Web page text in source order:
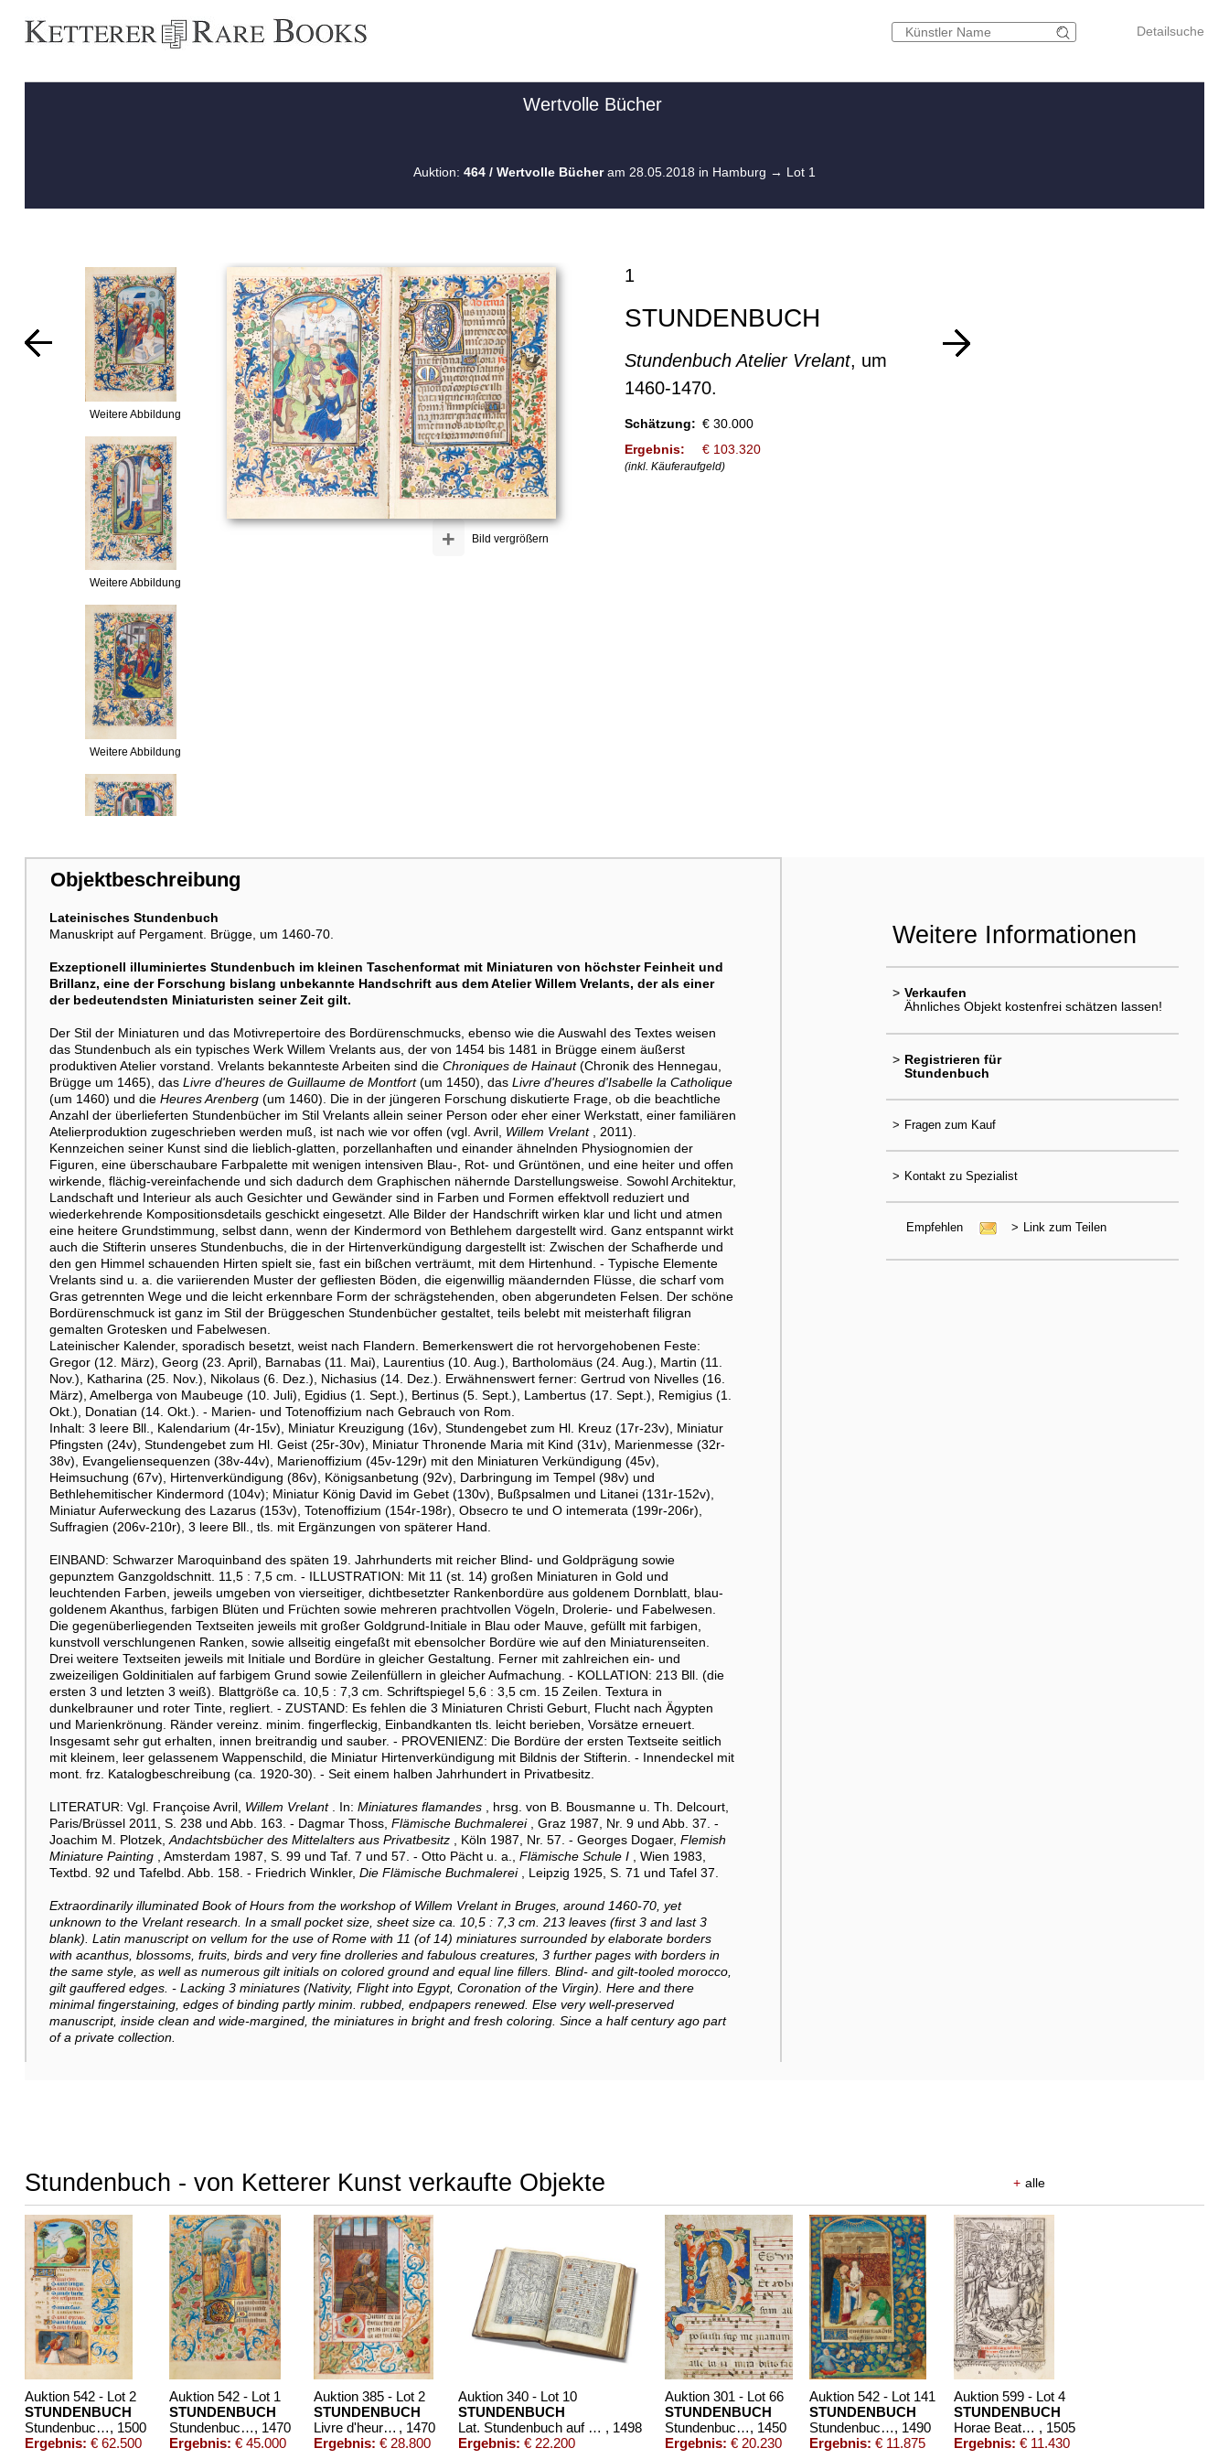
Detailsuche
Wertvolle Bücher
Auktion: 464 / Wertvolle Bücheram 28.05.2018 in Hamburg → Lot 1
Weitere Abbildung
Weitere Abbildung
Weitere Abbildung
Weitere Abbildung
Weitere Abbildung
Weitere Abbildung
Weitere Abbildung
Weitere Abbildung
Weitere Abbildung
Weitere Abbildung
Weitere Abbildung
Weitere Abbildung
Bild vergrößern
+
1
STUNDENBUCH
Stundenbuch Atelier Vrelant, um
1460-1470.
Schätzung: € 30.000
Ergebnis:
€ 103.320
(inkl. Käuferaufgeld)
Objektbeschreibung
Lateinisches Stundenbuch
Manuskript auf Pergament. Brügge, um 1460-70.
Exzeptionell illuminiertes Stundenbuch im kleinen Taschenformat mit Miniaturen von höchster Feinheit und
Brillanz, eine der Forschung bislang unbekannte Handschrift aus dem Atelier Willem Vrelants, der als einer
der bedeutendsten Miniaturisten seiner Zeit gilt.
Der Stil der Miniaturen und das Motivrepertoire des Bordürenschmucks, ebenso wie die Auswahl des Textes weisen
das Stundenbuch als ein typisches Werk Willem Vrelants aus, der von 1454 bis 1481 in Brügge einem äußerst
produktiven Atelier vorstand. Vrelants bekannteste Arbeiten sind die Chroniques de Hainaut(Chronik des Hennegau,
Brügge um 1465), das Livre d'heures de Guillaume de Montfort(um 1450), das Livre d'heures d'Isabelle la Catholique
(um 1460) und die Heures Arenberg(um 1460). Die in der jüngeren Forschung diskutierte Frage, ob die beachtliche
Anzahl der überlieferten Stundenbücher im Stil Vrelants allein seiner Person oder eher einer Werkstatt, einer familiären
Atelierproduktion zugeschrieben werden muß, ist nach wie vor offen (vgl. Avril, Willem Vrelant, 2011).
Kennzeichen seiner Kunst sind die lieblich-glatten, porzellanhaften und einander ähnelnden Physiognomien der
Figuren, eine überschaubare Farbpalette mit wenigen intensiven Blau-, Rot- und Grüntönen, und eine heiter und offen
wirkende, flächig-vereinfachende und sich dadurch dem Graphischen nähernde Darstellungsweise. Sowohl Architektur,
Landschaft und Interieur als auch Gesichter und Gewänder sind in Farben und Formen effektvoll reduziert und
wiederkehrende Kompositionsdetails geschickt eingesetzt. Alle Bilder der Handschrift wirken klar und licht und atmen
eine heitere Grundstimmung, selbst dann, wenn der Kindermord von Bethlehem dargestellt wird. Ganz entspannt wirkt
auch die Stifterin unseres Stundenbuchs, die in der Hirtenverkündigung dargestellt ist: Zwischen der Schafherde und
den gen Himmel schauenden Hirten spielt sie, fast ein bißchen verträumt, mit dem Hirtenhund. - Typische Elemente
Vrelants sind u. a. die variierenden Muster der gefliesten Böden, die eigenwillig mäandernden Flüsse, die scharf vom
Gras getrennten Wege und die leicht erkennbare Form der schrägstehenden, oben abgerundeten Felsen. Der schöne
Bordürenschmuck ist ganz im Stil der Brüggeschen Stundenbücher gestaltet, teils belebt mit meisterhaft filigran
gemalten Grotesken und Fabelwesen.
Lateinischer Kalender, sporadisch besetzt, weist nach Flandern. Bemerkenswert die rot hervorgehobenen Feste:
Gregor (12. März), Georg (23. April), Barnabas (11. Mai), Laurentius (10. Aug.), Bartholomäus (24. Aug.), Martin (11.
Nov.), Katharina (25. Nov.), Nikolaus (6. Dez.), Nichasius (14. Dez.). Erwähnenswert ferner: Gertrud von Nivelles (16.
März), Amelberga von Maubeuge (10. Juli), Egidius (1. Sept.), Bertinus (5. Sept.), Lambertus (17. Sept.), Remigius (1.
Okt.), Donatian (14. Okt.). - Marien- und Totenoffizium nach Gebrauch von Rom.
Inhalt: 3 leere Bll., Kalendarium (4r-15v), Miniatur Kreuzigung (16v), Stundengebet zum Hl. Kreuz (17r-23v), Miniatur
Pfingsten (24v), Stundengebet zum Hl. Geist (25r-30v), Miniatur Thronende Maria mit Kind (31v), Marienmesse (32r-
38v), Evangeliensequenzen (38v-44v), Marienoffizium (45v-129r) mit den Miniaturen Verkündigung (45v),
Heimsuchung (67v), Hirtenverkündigung (86v), Königsanbetung (92v), Darbringung im Tempel (98v) und
Bethlehemitischer Kindermord (104v); Miniatur König David im Gebet (130v), Bußpsalmen und Litanei (131r-152v),
Miniatur Auferweckung des Lazarus (153v), Totenoffizium (154r-198r), Obsecro te und O intemerata (199r-206r),
Suffragien (206v-210r), 3 leere Bll., tls. mit Ergänzungen von späterer Hand.
EINBAND: Schwarzer Maroquinband des späten 19. Jahrhunderts mit reicher Blind- und Goldprägung sowie
gepunztem Ganzgoldschnitt. 11,5 : 7,5 cm. - ILLUSTRATION: Mit 11 (st. 14) großen Miniaturen in Gold und
leuchtenden Farben, jeweils umgeben von vierseitiger, dichtbesetzter Rankenbordüre aus goldenem Dornblatt, blau-
goldenem Akanthus, farbigen Blüten und Früchten sowie mehreren prachtvollen Vögeln, Drolerie- und Fabelwesen.
Die gegenüberliegenden Textseiten jeweils mit großer Goldgrund-Initiale in Blau oder Mauve, gefüllt mit farbigen,
kunstvoll verschlungenen Ranken, sowie allseitig eingefaßt mit ebensolcher Bordüre wie auf den Miniaturenseiten.
Drei weitere Textseiten jeweils mit Initiale und Bordüre in gleicher Gestaltung. Ferner mit zahlreichen ein- und
zweizeiligen Goldinitialen auf farbigem Grund sowie Zeilenfüllern in gleicher Aufmachung. - KOLLATION: 213 Bll. (die
ersten 3 und letzten 3 weiß). Blattgröße ca. 10,5 : 7,3 cm. Schriftspiegel 5,6 : 3,5 cm. 15 Zeilen. Textura in
dunkelbrauner und roter Tinte, regliert. - ZUSTAND: Es fehlen die 3 Miniaturen Christi Geburt, Flucht nach Ägypten
und Marienkrönung. Ränder vereinz. minim. fingerfleckig, Einbandkanten tls. leicht berieben, Vorsätze erneuert.
Insgesamt sehr gut erhalten, innen breitrandig und sauber. - PROVENIENZ: Die Bordüre der ersten Textseite seitlich
mit kleinem, leer gelassenem Wappenschild, die Miniatur Hirtenverkündigung mit Bildnis der Stifterin. - Innendeckel mit
mont. frz. Katalogbeschreibung (ca. 1920-30). - Seit einem halben Jahrhundert in Privatbesitz.
LITERATUR: Vgl. Françoise Avril, Willem Vrelant. In: Miniatures flamandes, hrsg. von B. Bousmanne u. Th. Delcourt,
Paris/Brüssel 2011, S. 238 und Abb. 163. - Dagmar Thoss, Flämische Buchmalerei, Graz 1987, Nr. 9 und Abb. 37. -
Joachim M. Plotzek,Andachtsbücher des Mittelalters aus Privatbesitz, Köln 1987, Nr. 57. - Georges Dogaer, Flemish
Miniature Painting, Amsterdam 1987, S. 99 und Taf. 7 und 57. - Otto Pächt u. a., Flämische Schule I, Wien 1983,
Textbd. 92 und Tafelbd. Abb. 158. - Friedrich Winkler, Die Flämische Buchmalerei, Leipzig 1925, S. 71 und Tafel 37.
Extraordinarily illuminated Book of Hours from the workshop of Willem Vrelant in Bruges, around 1460-70, yet
unknown to the Vrelant research. In a small pocket size, sheet size ca. 10,5 : 7,3 cm. 213 leaves (first 3 and last 3
blank). Latin manuscript on vellum for the use of Rome with 11 (of 14) miniatures surrounded by elaborate borders
with acanthus, blossoms, fruits, birds and very fine drolleries and fabulous creatures, 3 further pages with borders in
the same style, as well as numerous gilt initials on colored ground and equal line fillers. Blind- and gilt-tooled morocco,
gilt gauffered edges. - Lacking 3 miniatures (Nativity, Flight into Egypt, Coronation of the Virgin). Here and there
minimal fingerstaining, edges of binding partly minim. rubbed, endpapers renewed. Else very well-preserved
manuscript, inside clean and wide-margined, the miniatures in bright and fresh coloring. Since a half century ago part
of a private collection.
Weitere Informationen
> Verkaufen
Ähnliches Objekt kostenfrei schätzen lassen!
> Registrieren für
Stundenbuch
> Fragen zum Kauf
> Kontakt zu Spezialist
Empfehlen > Link zum Teilen
Stundenbuch - von Ketterer Kunst verkaufte Objekte + alle
Auktion 542 - Lot 2
STUNDENBUCH
Stundenbuch-Manuskript zum Gebrauch von Paris, um 1500, 1500
Ergebnis: € 62.500
Auktion 542 - Lot 1
STUNDENBUCH
Stundenbuch-Manuskript zum Gebrauch von Rouen, um 1470, 1470
Ergebnis: € 45.000
Auktion 385 - Lot 2
STUNDENBUCH
Livre d'heures. Auf Pgt. Paris ca. 1470. , 1470
Ergebnis: € 28.800
Auktion 340 - Lot 10
STUNDENBUCH
Lat. Stundenbuch auf Pergament. Paris 1498. , 1498
Ergebnis: € 22.200
Auktion 301 - Lot 66
STUNDENBUCH
Stundenbuchblatt, 1450
Ergebnis: € 20.230
Auktion 542 - Lot 141
STUNDENBUCH
Stundenbuch-Manuskript. Flandern, 1490
Ergebnis: € 11.875
Auktion 599 - Lot 4
STUNDENBUCH
Horae Beatae Mariae Virginis , 1505
Ergebnis: € 11.430